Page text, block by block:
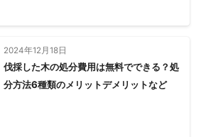
2024年12月18日
伐採した木の処分費用は無料でできる？処
分方法6種類のメリットデメリットなど